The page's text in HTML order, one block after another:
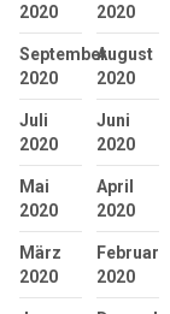
2020
2020
September
2020
August
2020
Juli
2020
Juni
2020
Mai
2020
April
2020
März
2020
Februar
2020